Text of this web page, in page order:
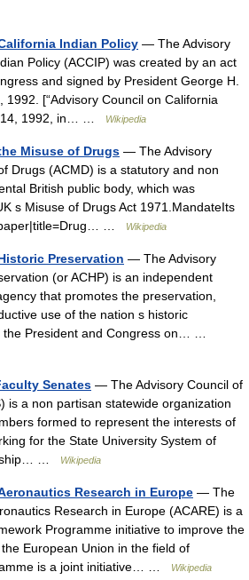
Indian Policy — The Advisory
Policy (ACCIP) was created by an act
and signed by President George H.
1992. [“Advisory Council on California
14, 1992, in… …
Wikipedia
Misuse of Drugs — The Advisory
Drugs (ACMD) is a statutory and non
British public body, which was
s Misuse of Drugs Act 1971.MandateIts
…
Wikipedia
Preservation — The Advisory
(or ACHP) is an independent
that promotes the preservation,
use of the nation s historic
the President and Congress on… …
Senates — The Advisory Council of
is a non partisan statewide organization
formed to represent the interests of
for the State University System of
…
Wikipedia
Research in Europe — The
Research in Europe (ACARE) is a
Programme initiative to improve the
European Union in the field of
is a joint initiative… …
Wikipedia